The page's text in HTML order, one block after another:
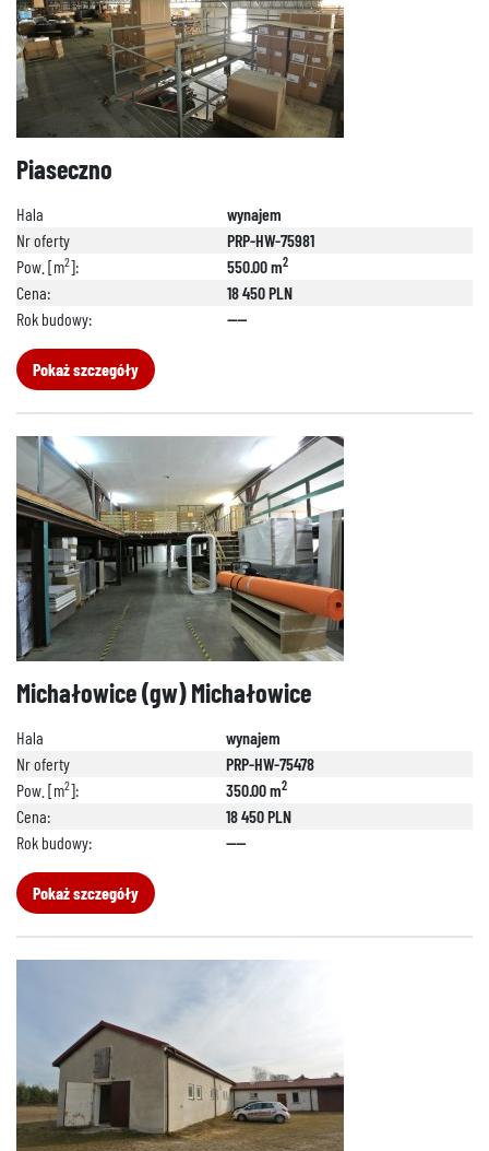
Piaseczno
Hala
wynajem
Nr oferty
PRP-HW-75981
Pow. [m2]: 550.00 m2
Cena:
18 450 PLN
Rok budowy:
----
Pokaż szczegóły
Michałowice (gw) Michałowice
Hala
wynajem
Nr oferty
PRP-HW-75478
Pow. [m2]: 350.00 m2
Cena:
18 450 PLN
Rok budowy:
----
Pokaż szczegóły